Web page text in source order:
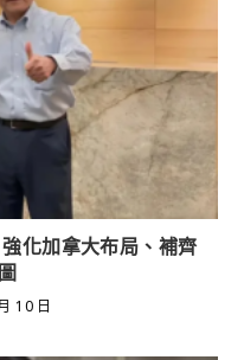
化加拿大布局、補齊
10 日